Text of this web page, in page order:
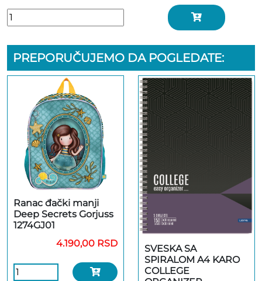
PREPORUČUJEMO DA POGLEDATE:
Ranac đački manji
Deep Secrets Gorjuss
1274GJ01
4.190,00 RSD
SVESKA SA
SPIRALOM A4 KARO
COLLEGE